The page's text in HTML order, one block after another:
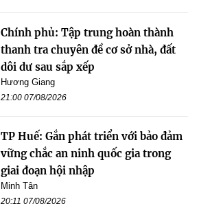
Chính phủ: Tập trung hoàn thành
thanh tra chuyên đề cơ sở nhà, đất
dôi dư sau sắp xếp
Hương Giang
21:00 07/08/2026
TP Huế: Gắn phát triển với bảo đảm
vững chắc an ninh quốc gia trong
giai đoạn hội nhập
Minh Tân
20:11 07/08/2026